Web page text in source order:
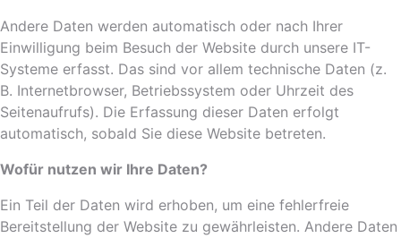
Andere Daten werden automatisch oder nach Ihrer
Einwilligung beim Besuch der Website durch unsere IT-
Systeme erfasst. Das sind vor allem technische Daten (z.
B. Internetbrowser, Betriebssystem oder Uhrzeit des
Seitenaufrufs). Die Erfassung dieser Daten erfolgt
automatisch, sobald Sie diese Website betreten.
Wofür nutzen wir Ihre Daten?
Ein Teil der Daten wird erhoben, um eine fehlerfreie
Bereitstellung der Website zu gewährleisten. Andere Daten